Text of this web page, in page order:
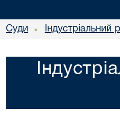
Суди •